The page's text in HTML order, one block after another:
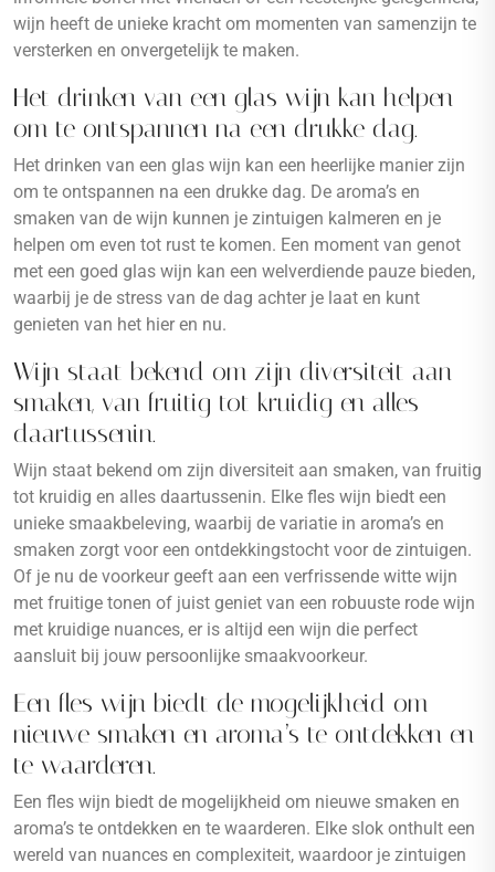
wijn heeft de unieke kracht om momenten van samenzijn te
versterken en onvergetelijk te maken.
Het drinken van een glas wijn kan helpen
om te ontspannen na een drukke dag.
Het drinken van een glas wijn kan een heerlijke manier zijn
om te ontspannen na een drukke dag. De aroma’s en
smaken van de wijn kunnen je zintuigen kalmeren en je
helpen om even tot rust te komen. Een moment van genot
met een goed glas wijn kan een welverdiende pauze bieden,
waarbij je de stress van de dag achter je laat en kunt
genieten van het hier en nu.
Wijn staat bekend om zijn diversiteit aan
smaken, van fruitig tot kruidig en alles
daartussenin.
Wijn staat bekend om zijn diversiteit aan smaken, van fruitig
tot kruidig en alles daartussenin. Elke fles wijn biedt een
unieke smaakbeleving, waarbij de variatie in aroma’s en
smaken zorgt voor een ontdekkingstocht voor de zintuigen.
Of je nu de voorkeur geeft aan een verfrissende witte wijn
met fruitige tonen of juist geniet van een robuuste rode wijn
met kruidige nuances, er is altijd een wijn die perfect
aansluit bij jouw persoonlijke smaakvoorkeur.
Een fles wijn biedt de mogelijkheid om
nieuwe smaken en aroma’s te ontdekken en
te waarderen.
Een fles wijn biedt de mogelijkheid om nieuwe smaken en
aroma’s te ontdekken en te waarderen. Elke slok onthult een
wereld van nuances en complexiteit, waardoor je zintuigen